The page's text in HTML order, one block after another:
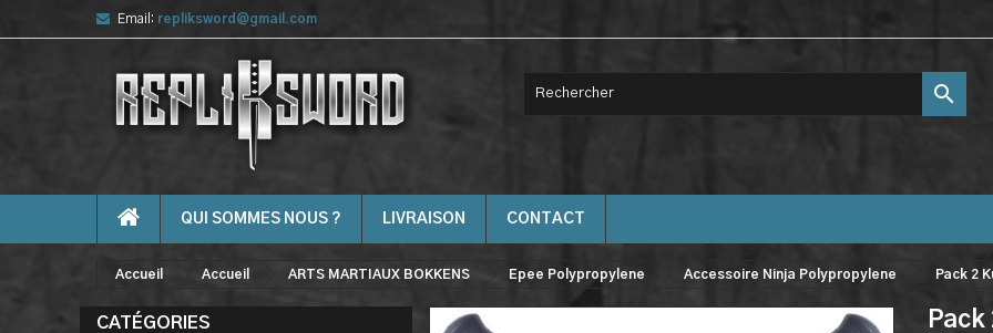
Email: repliksword@gmail.com

QUI SOMMES NOUS ? LIVRAISON CONTACT
Accueil Accueil ARTS MARTIAUX BOKKENS Epee Polypropylene Accessoire Ninja Polypropylene Pack 2
CATÉGORIES